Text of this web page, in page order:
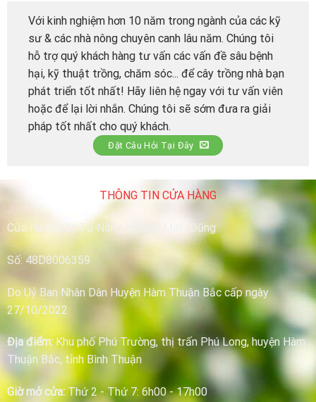
Với kinh nghiệm hơn 10 năm trong ngành của các kỹ
sư & các nhà nông chuyên canh lâu năm. Chúng tôi
hỗ trợ quý khách hàng tư vấn các vấn đề sâu bệnh
hại, kỹ thuật trồng, chăm sóc... để cây trồng nhà bạn
phát triển tốt nhất! Hãy liên hệ ngay với tư vấn viên
hoặc để lại lời nhắn. Chúng tôi sẽ sớm đưa ra giải
pháp tốt nhất cho quý khách.
Đặt Câu Hỏi Tại Đây
THÔNG TIN CỬA HÀNG
Cửa Hàng Vật Tư Nông Nghiệp Minh Dũng
Số: 48D8006359
Do Uỷ Ban Nhân Dân Huyện Hàm Thuận Bắc cấp ngày
27/10/2022
Địa điểm:Khu phố Phú Trường, thị trấn Phú Long, huyện Hàm
Thuận Bắc, tỉnh Bình Thuận
Giờ mở cửa: Thứ 2 - Thứ 7: 6h00 - 17h00